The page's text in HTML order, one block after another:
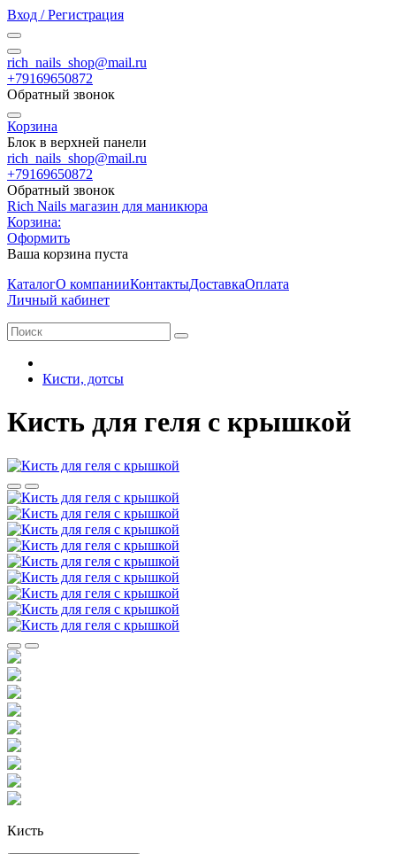
Вход / Регистрация
rich_nails_shop@mail.ru
+79169650872
Обратный звонок
Корзина
Блок в верхней панели
rich_nails_shop@mail.ru
+79169650872
Обратный звонок
Rich Nails магазин для маникюра
Корзина:
Оформить
Ваша корзина пуста
КаталогО компанииКонтактыДоставкаОплата
Личный кабинет
Кисти, дотсы
Кисть для геля с крышкой
Кисть